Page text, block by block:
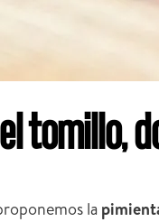
tomillo,
la